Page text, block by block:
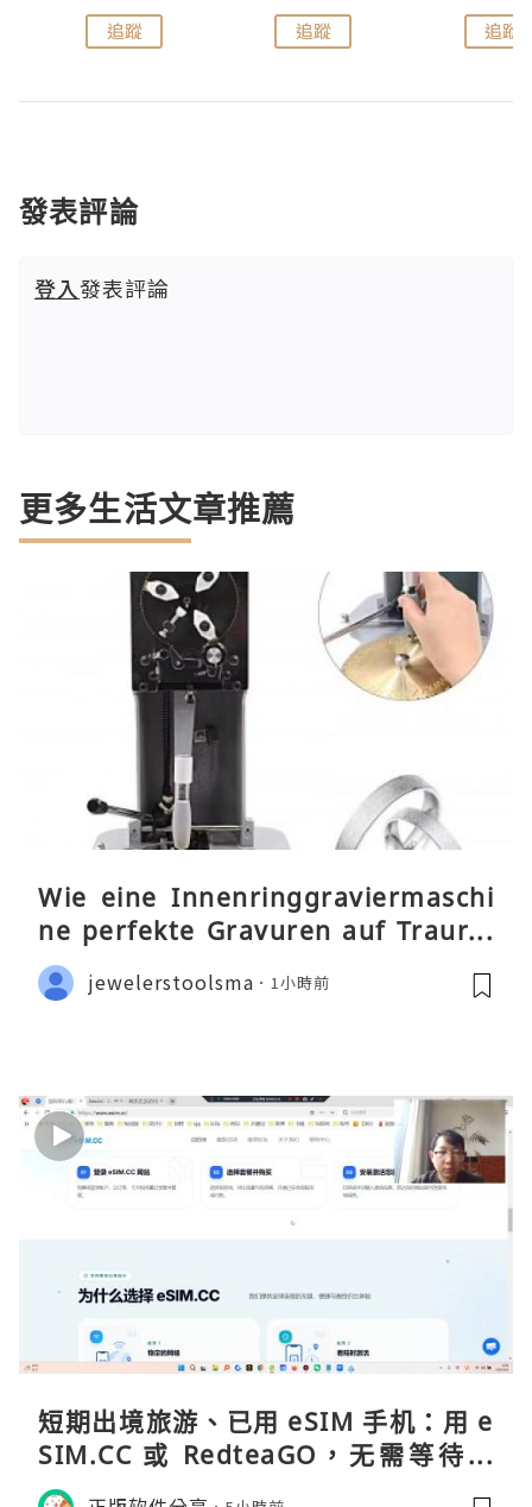
追蹤 追蹤 追蹤
發表評論
登入發表評論
更多生活文章推薦
Wie eine Innenringgraviermaschi
ne perfekte Gravuren auf Traurin
gen ermöglicht
jewelerstoolsma 1小時前
短期出境旅游、已用 eSIM 手机：用 e
SIM.CC 或 RedteaGO，无需等待收
货。需要“当地号码 + 通话短信”（如